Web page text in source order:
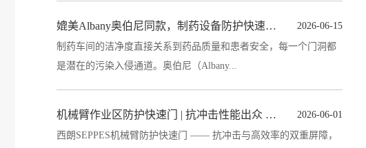
媲美Albany奥伯尼同款，制药设备防护快速门，气密洁净达GMP标准
2026-06-15
制药车间的洁净度直接关系到药品质量和患者安全，每一个门洞都
是潜在的污染入侵通道。奥伯尼（Albany...
机械臂作业区防护快速门 | 抗冲击性能出众 筑牢车间安全屏障
2026-06-01
西朗SEPPES机械臂防护快速门 —— 抗冲击与高效率的双重屏障，